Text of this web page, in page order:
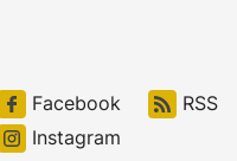
Facebook RSS
Instagram